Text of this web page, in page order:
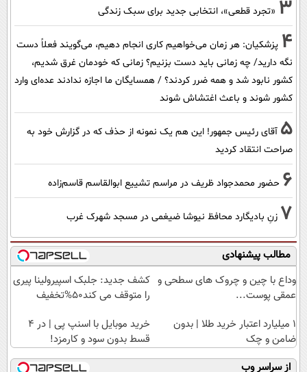
3 «تجرد قطعی»، انتخابی جدید برای سبک زندگی
4 پزشکیان: هر زمان می‌خواهیم کاری انجام دهیم، می‌گویند فعلاً دست
نگه دارید/ چه زمانی باید دست بزنیم؟ زمانی که خودمان غرق شدیم،
کشور نابود شد و همه ضرر کردند؟ / همسایگان ما اجازه ندادند عده‌ای وارد
کشور شوند و باعث اغتشاش شوند
5 آقای رئیس جمهور! این هم یک نمونه از حذف که در گزارش خود به
صراحت انتقاد کردید
6 حضور محمدجواد ظریف در مراسم تشییع ابوالقاسم قاسم‌زاده
7 زنِ بادیگارد محافظ نیوشا ضیغمی در مسجد شهرک غرب
مطالب پیشنهادی
وداع با چین و چروک های سطحی و
عمقی پوست...
کشف جدید: جلبک اسپیرولینا پیری
را متوقف می کند50%تخفیف
۱ میلیارد اعتبار خرید طلا | بدون
ضامن و چک
خرید موبایل با اسنپ پی | در ۴
قسط بدون سود و کارمزد!
از سراسر وب